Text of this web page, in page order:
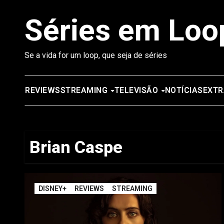
Séries em
Se a vida for um loop, que seja de séries
REVIEWSSTREAMING TELEVISÃO NOTÍCIAS
Brian Caspe
DISNEY+ REVIEWS STREAMING